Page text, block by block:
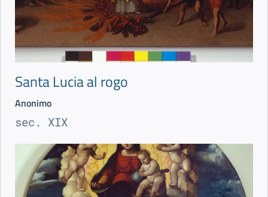
Santa Lucia al rogo
Anonimo
sec. XIX